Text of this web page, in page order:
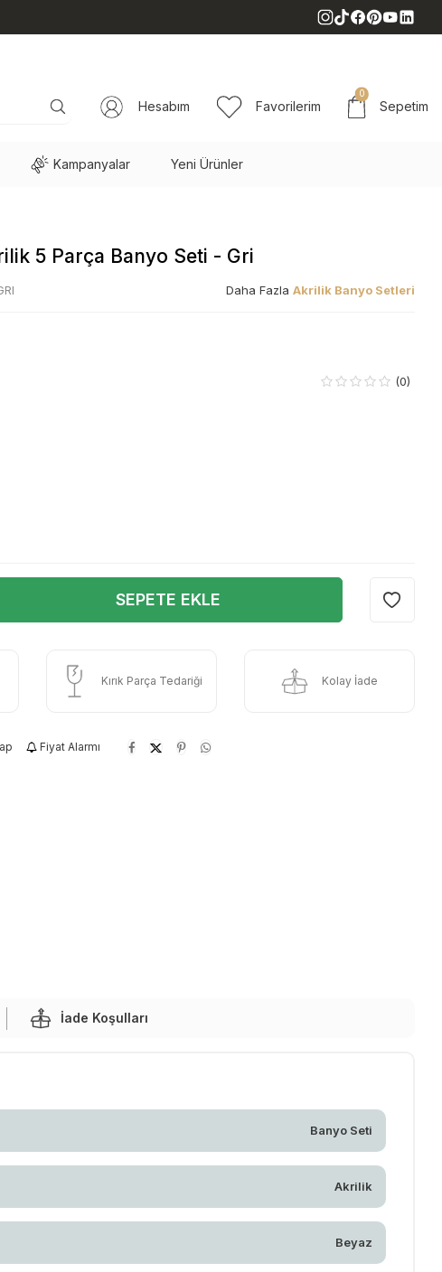
Hesabım Favorilerim
0
Sepetim
Kampanyalar Yeni Ürünler
5 Parça Banyo Seti - Gri
Daha Fazla Akrilik Banyo Setleri
(0)
SEPETE EKLE
Kırık Parça Tedariği Kolay İade
Fiyat Alarmı
İade Koşulları
Banyo Seti
Akrilik
Beyaz